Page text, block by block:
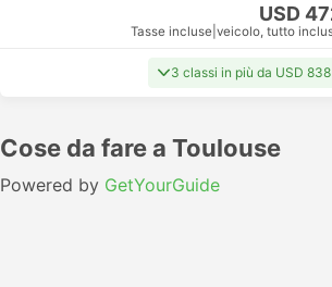
USD
Tasse incluse veicolo, tutto
3 classi in più da USD 838
Cose da fare a Toulouse
Powered by GetYourGuide